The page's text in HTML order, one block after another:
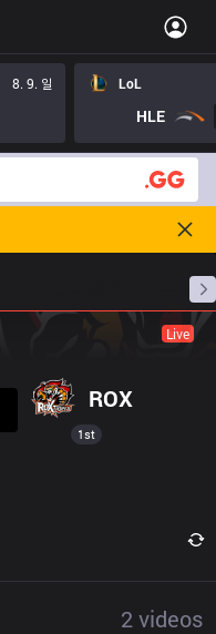
8. 9. 일
LoL
HLE
프로빌
Live
ROX
1st
2 videos